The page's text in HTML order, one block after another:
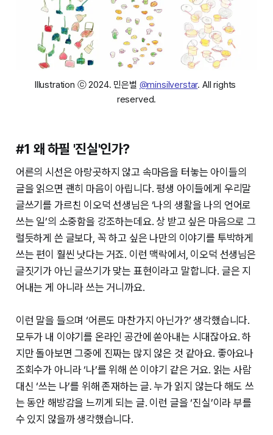
Illustration ⓒ 2024. 민은별 @minsilverstar. All rights
reserved.
#1 왜 하필 '진실'인가?
어른의 시선은 아랑곳하지 않고 속마음을 터놓는 아이들의
글을 읽으면 괜히 마음이 아립니다. 평생 아이들에게 우리말
글쓰기를 가르친 이오덕 선생님은 ‘나의 생활을 나의 언어로
쓰는 일’의 소중함을 강조하는데요. 상 받고 싶은 마음으로 그
럴듯하게 쓴 글보다, 꼭 하고 싶은 나만의 이야기를 투박하게
쓰는 편이 훨씬 낫다는 거죠. 이런 맥락에서, 이오덕 선생님은
글짓기가 아닌 글쓰기가 맞는 표현이라고 말합니다. 글은 지
어내는 게 아니라 쓰는 거니까요.
이런 말을 들으며 ‘어른도 마찬가지 아닌가?’ 생각했습니다.
모두가 내 이야기를 온라인 공간에 쏟아내는 시대잖아요. 하
지만 돌아보면 그중에 진짜는 많지 않은 것 같아요. 좋아요나
조회수가 아니라 ‘나’를 위해 쓴 이야기 같은 거요. 읽는 사람
대신 ‘쓰는 나’를 위해 존재하는 글. 누가 읽지 않는다 해도 쓰
는 동안 해방감을 느끼게 되는 글. 이런 글을 ‘진실’이라 부를
수 있지 않을까 생각했습니다.